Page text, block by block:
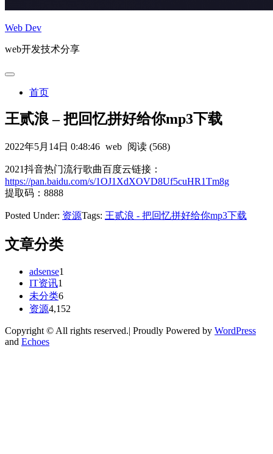
Web Dev
web开发技术分享
首页
王贰浪 – 把回忆拼好给你mp3下载
2022年5月14日 0:48:46 web 阅读 (568)
2021抖音热门流行歌曲百度云链接：
https://pan.baidu.com/s/1OJ1XdXOVD8Uf5cuHR1Tm8g
提取码：8888
Posted Under: 资源Tags: 王贰浪 - 把回忆拼好给你mp3下载
文章分类
adsense1
IT资讯1
未分类6
资源4,152
Copyright © All rights reserved.| Proudly Powered by WordPress
and Echoes